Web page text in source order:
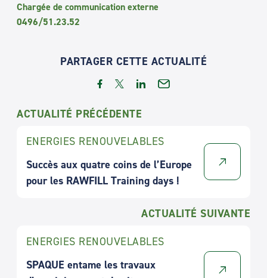
Chargée de communication externe
0496/51.23.52
PARTAGER CETTE ACTUALITÉ
ACTUALITÉ PRÉCÉDENTE
ENERGIES RENOUVELABLES
Succès aux quatre coins de l’Europe
pour les RAWFILL Training days !
ACTUALITÉ SUIVANTE
ENERGIES RENOUVELABLES
SPAQUE entame les travaux